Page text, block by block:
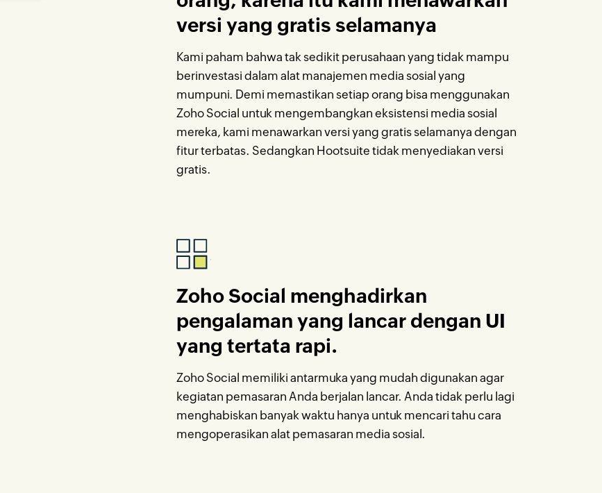
versi yang gratis selamanya
Kami paham bahwa tak sedikit perusahaan yang tidak mampu
berinvestasi dalam alat manajemen media sosial yang
mumpuni. Demi memastikan setiap orang bisa menggunakan
Zoho Social untuk mengembangkan eksistensi media sosial
mereka, kami menawarkan versi yang gratis selamanya dengan
fitur terbatas. Sedangkan Hootsuite tidak menyediakan versi
gratis.
Zoho Social menghadirkan
pengalaman yang lancar dengan UI
yang tertata rapi.
Zoho Social memiliki antarmuka yang mudah digunakan agar
kegiatan pemasaran Anda berjalan lancar. Anda tidak perlu lagi
menghabiskan banyak waktu hanya untuk mencari tahu cara
mengoperasikan alat pemasaran media sosial.